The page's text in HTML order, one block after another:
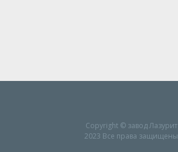
Copyright © завод Лазурит
2023 Все права защищены